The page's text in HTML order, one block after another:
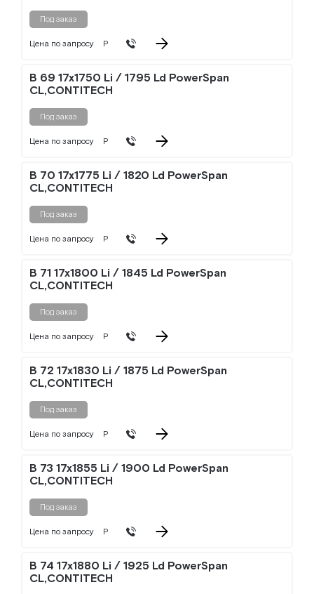
Под заказ
Цена по запросу Р
B 69 17x1750 Li / 1795 Ld PowerSpan
CL,CONTITECH
Под заказ
Цена по запросу Р
B 70 17x1775 Li / 1820 Ld PowerSpan
CL,CONTITECH
Под заказ
Цена по запросу Р
B 71 17x1800 Li / 1845 Ld PowerSpan
CL,CONTITECH
Под заказ
Цена по запросу Р
B 72 17x1830 Li / 1875 Ld PowerSpan
CL,CONTITECH
Под заказ
Цена по запросу Р
B 73 17x1855 Li / 1900 Ld PowerSpan
CL,CONTITECH
Под заказ
Цена по запросу Р
B 74 17x1880 Li / 1925 Ld PowerSpan
CL,CONTITECH